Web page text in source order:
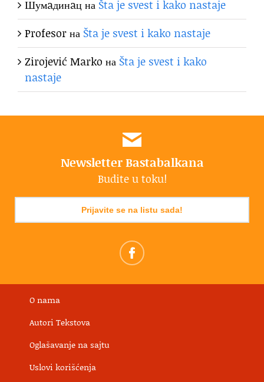
Шумaдинaцна Šta je svest i kako nastaje
Profesorна Šta je svest i kako nastaje
Zirojević Marko на Šta je svest i kako
nastaje
Newsletter Bastabalkana
Budite u toku!
Prijavite se na listu sada!
O nama
Autori Tekstova
Oglašavanje na sajtu
Uslovi korišćenja